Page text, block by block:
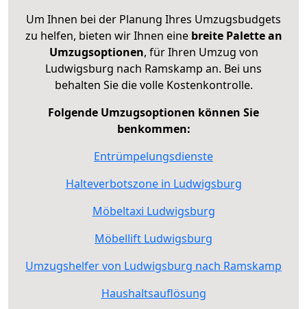
Um Ihnen bei der Planung Ihres Umzugsbudgets
zu helfen, bieten wir Ihnen eine breite Palette an
Umzugsoptionen, für Ihren Umzug von
Ludwigsburg nach Ramskamp an. Bei uns
behalten Sie die volle Kostenkontrolle.
Folgende Umzugsoptionen können Sie
benkommen:
Entrümpelungsdienste
Halteverbotszone in Ludwigsburg
Möbeltaxi Ludwigsburg
Möbellift Ludwigsburg
Umzugshelfer von Ludwigsburg nach Ramskamp
Haushaltsauflösung